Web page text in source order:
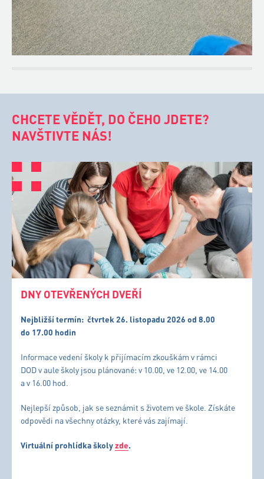
CHCETE VĚDĚT, DO ČEHO JDETE?
NAVŠTIVTE NÁS!
DNY OTEVŘENÝCH DVEŘÍ
Nejbližší termín: čtvrtek 26. listopadu 2026 od 8.00
do 17.00 hodin
Informace vedení školy k přijímacím zkouškám v rámci
DOD v aule školy jsou plánované: v 10.00, ve 12.00, ve 14.00
a v 16.00 hod.
Nejlepší způsob, jak se seznámit s životem ve škole. Získáte
odpovědi na všechny otázky, které vás zajímají.
Virtuální prohlídka školyzde.